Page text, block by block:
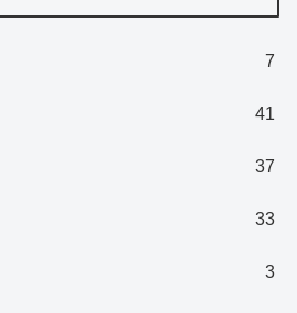
7
41
37
33
3